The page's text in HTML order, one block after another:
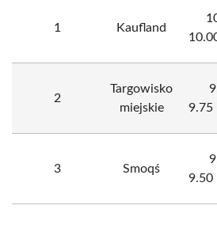
1 Kaufland
2
Targowisko
miejskie
9.75
3 Smoqś
9.50